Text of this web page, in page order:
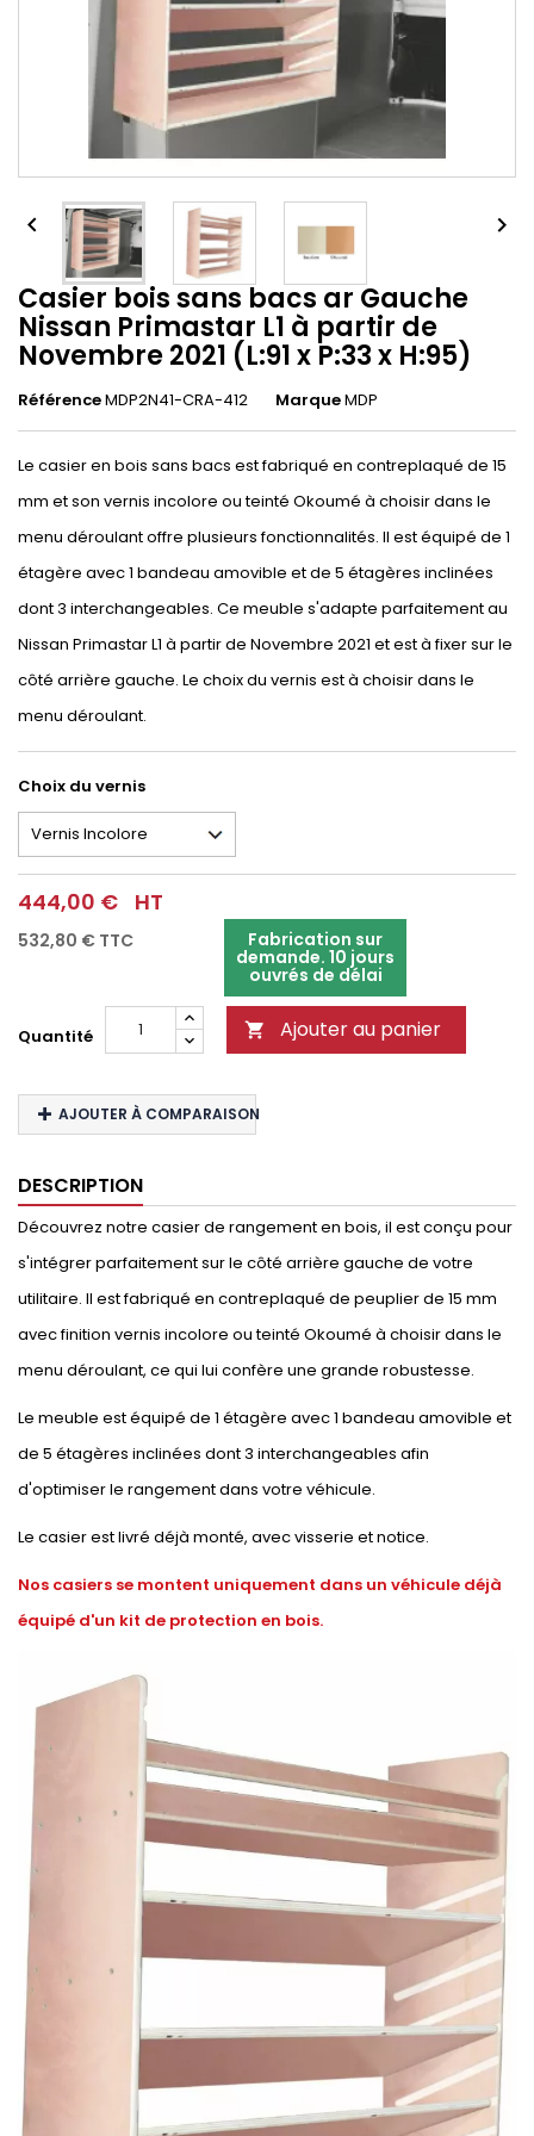
 
Casier bois sans bacs ar Gauche
Nissan Primastar L1 à partir de
Novembre 2021 (L:91 x P:33 x H:95)
RéférenceMDP2N41-CRA-412 MarqueMDP
Le casier en bois sans bacs est fabriqué en contreplaqué de 15
mm et son vernis incolore ou teinté Okoumé à choisir dans le
menu déroulant offre plusieurs fonctionnalités. Il est équipé de 1
étagère avec 1 bandeau amovible et de 5 étagères inclinées
dont 3 interchangeables. Ce meuble s'adapte parfaitement au
Nissan Primastar L1 à partir de Novembre 2021 et est à fixer sur le
côté arrière gauche. Le choix du vernis est à choisir dans le
menu déroulant.
Choix du vernis
444,00 € HT
532,80 € TTC Fabrication sur
demande. 10 jours
ouvrés de délai
Quantité  Ajouter au panier
AJOUTER À COMPARAISON
DESCRIPTION
Découvrez notre casier de rangement en bois, il est conçu pour
s'intégrer parfaitement sur le côté arrière gauche de votre
utilitaire. Il est fabriqué en contreplaqué de peuplier de 15 mm
avec finition vernis incolore ou teinté Okoumé à choisir dans le
menu déroulant, ce qui lui confère une grande robustesse.
Le meuble est équipé de 1 étagère avec 1 bandeau amovible et
de 5 étagères inclinées dont 3 interchangeables afin
d'optimiser le rangement dans votre véhicule.
Le casier est livré déjà monté, avec visserie et notice.
Nos casiers se montent uniquement dans un véhicule déjà
équipé d'un kit de protection en bois.